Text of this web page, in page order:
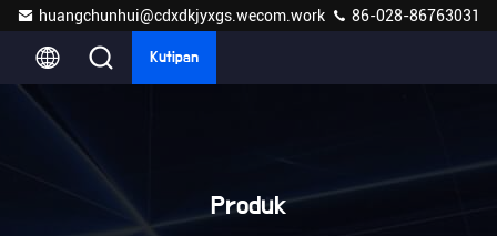
huangchunhui@cdxdkjyxgs.wecom.work 86-028-86763031
Kutipan
Produk